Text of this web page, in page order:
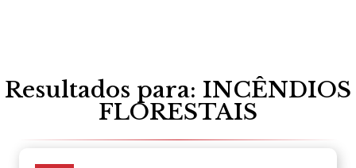
Resultados para: INCÊNDIOS
FLORESTAIS